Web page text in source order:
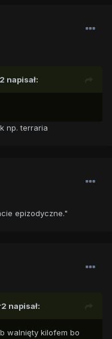
napisał:
np. terraria
epizodyczne."
napisał:
walnięty kilofem bo